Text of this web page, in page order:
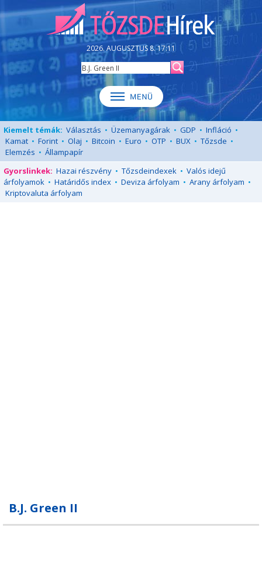
2026. AUGUSZTUS 8. 17:11
Kiemelt témák: Választás • Üzemanyagárak • GDP • Infláció •
Kamat • Forint • Olaj • Bitcoin • Euro • OTP • BUX • Tőzsde •
Elemzés • Állampapír
Gyorslinkek: Hazai részvény • Tőzsdeindexek • Valós idejű
árfolyamok • Határidős index • Deviza árfolyam • Arany árfolyam •
Kriptovaluta árfolyam
B.J. Green II